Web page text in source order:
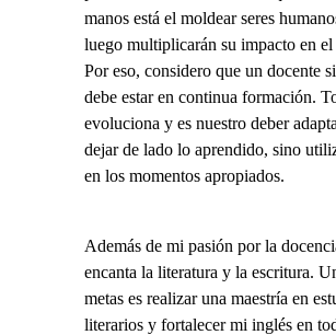
manos está el moldear seres
luego multiplicarán su impacto en
Por eso, considero que un docente
debe estar en continua formación.
evoluciona y es nuestro deber
dejar de lado lo aprendido, sino
en los momentos apropiados.
Además de mi pasión por la
encanta la literatura y la escritura.
metas es realizar una maestría en
literarios y fortalecer mi inglés en